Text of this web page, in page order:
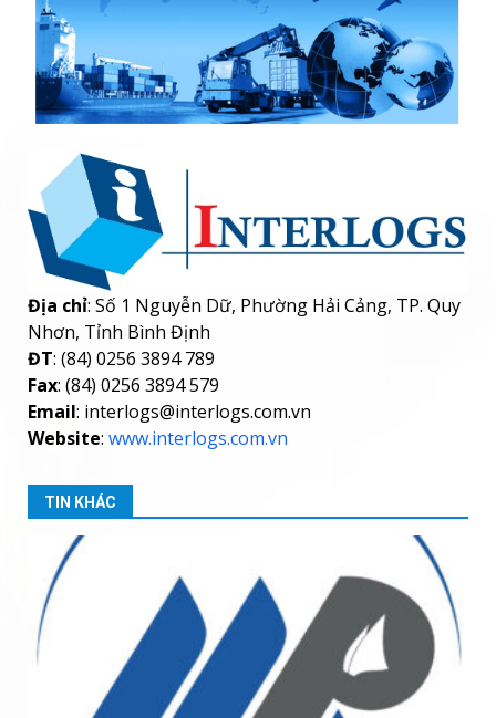
Địa chỉ: Số 1 Nguyễn Dữ, Phường Hải Cảng, TP. Quy
Nhơn, Tỉnh Bình Định
ĐT: (84) 0256 3894 789
Fax: (84) 0256 3894 579
Email: interlogs@interlogs.com.vn
Website: www.interlogs.com.vn
TIN KHÁC